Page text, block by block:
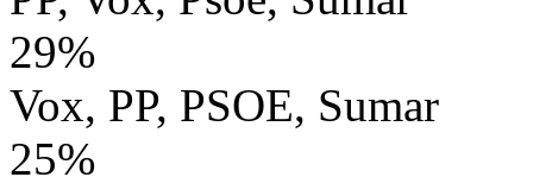
29%
Vox, PP, PSOE, Sumar
25%